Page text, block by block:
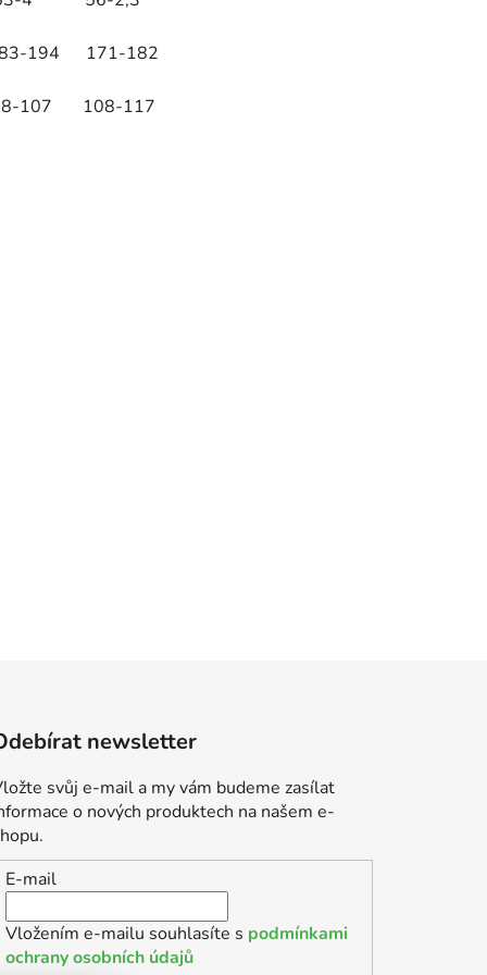
194 171-182
108-117
newsletter
svůj e-mail a my vám budeme zasílat
o nových produktech na našem e-
E-mail
Vložením e-mailu souhlasíte s podmínkami
ochrany osobních údajů